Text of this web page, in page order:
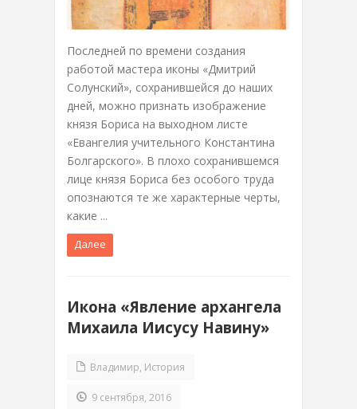
Последней по времени создания
работой мастера иконы «Дмитрий
Солунский», сохранившейся до наших
дней, можно признать изображение
князя Бориса на выходном листе
«Евангелия учительного Константина
Болгарского». В плохо сохранившемся
лице князя Бориса без особого труда
опознаются те же характерные черты,
какие ...
Далее
Икона «Явление архангела
Михаила Иисусу Навину»
Владимир, История
9 сентября, 2016